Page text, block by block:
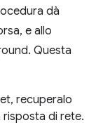
dà
e allo
Questa
recuperalo
risposta di rete.